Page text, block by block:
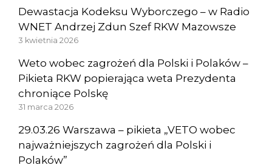
Dewastacja Kodeksu Wyborczego – w Radio
WNET Andrzej Zdun Szef RKW Mazowsze
3 kwietnia 2026
Weto wobec zagrożeń dla Polski i Polaków –
Pikieta RKW popierająca weta Prezydenta
chroniące Polskę
31 marca 2026
29.03.26 Warszawa – pikieta „VETO wobec
najważniejszych zagrożeń dla Polski i
Polaków”